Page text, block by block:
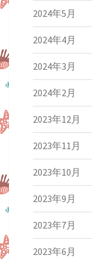
2024年5月
2024年4月
2024年3月
2024年2月
2023年12月
2023年11月
2023年10月
2023年9月
2023年7月
2023年6月